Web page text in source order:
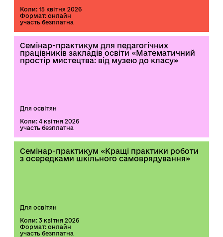
Коли: 15 квітня 2026
Формат: онлайн
участь безплатна
Семінар-практикум для педагогічних
працівників закладів освіти «Математичний
простір мистецтва: від музею до класу»
Для освітян
Коли: 4 квітня 2026
участь безплатна
Семінар-практикум «Кращі практики роботи
з осередками шкільного самоврядування»
Для освітян
Коли: 3 квітня 2026
Формат: онлайн
участь безплатна